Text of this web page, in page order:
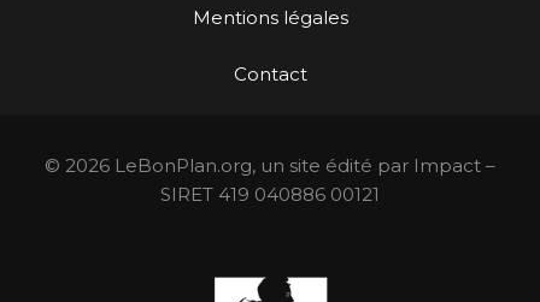
Mentions légales
Contact
© 2026 LeBonPlan.org, un site édité par Impact –
SIRET 419 040886 00121